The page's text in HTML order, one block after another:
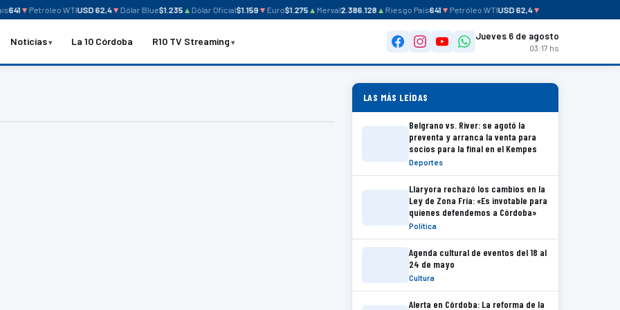
641▼Petróleo WTIUSD 62,4 ▼Dólar Blue$1.235▲Dólar Oficial$1.159▼Euro$1.275▲Merval2.386.128▲Riesgo País641▼Petróleo WTIUSD 62,4 ▼
Noticias La 10 Córdoba R10 TV Streaming Jueves 6 de agosto
03:17 hs
LAS MÁS LEÍDAS
Belgrano vs. River: se agotó la
preventa y arranca la venta para
socios para la final en el Kempes
Deportes
Llaryora rechazó los cambios en la
Ley de Zona Fría: «Es invotable para
quienes defendemos a Córdoba»
Política
Agenda cultural de eventos del 18 al
24 de mayo
Cultura
Alerta en Córdoba: La reforma de la